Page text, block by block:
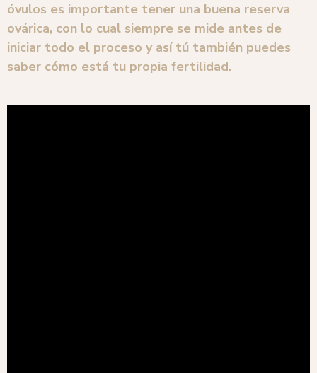
óvulos es importante tener una buena reserva
ovárica, con lo cual siempre se mide antes de
iniciar todo el proceso y así tú también puedes
saber cómo está tu propia fertilidad.